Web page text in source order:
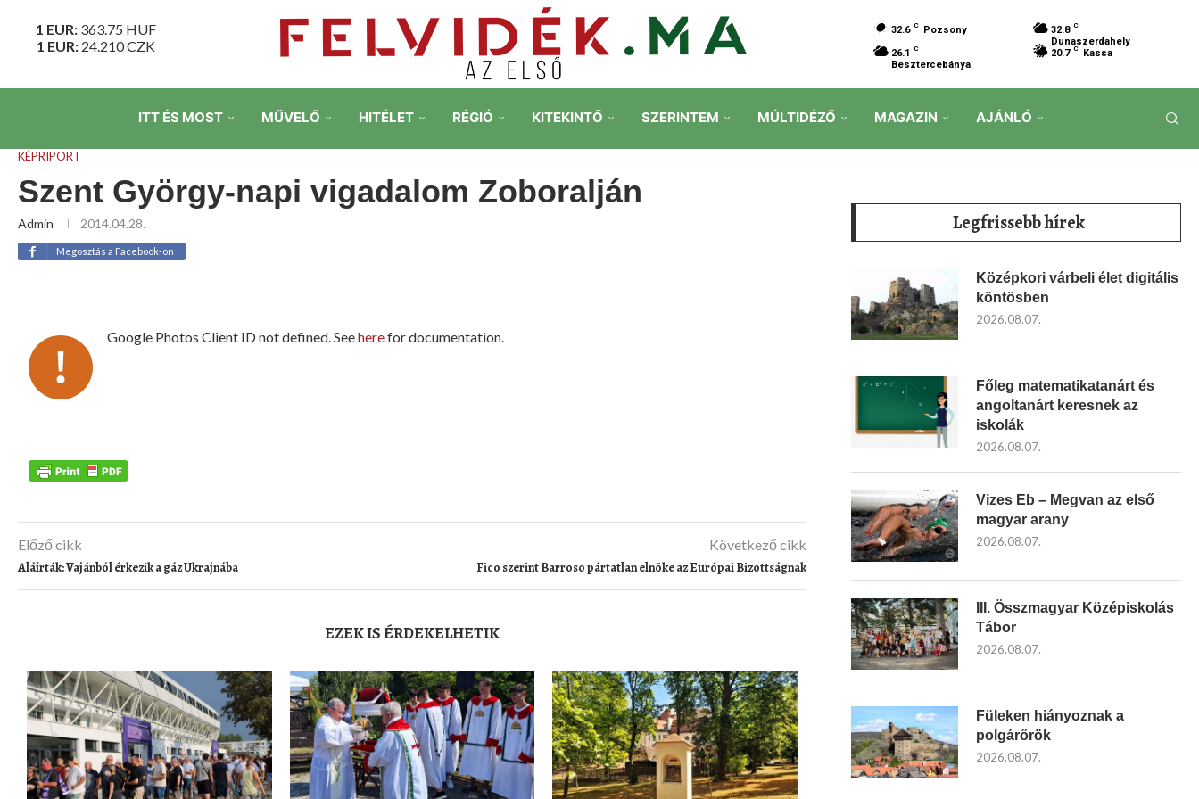
1 EUR: 363.75 HUF
1 EUR: 24.210CZK
32.6 C Pozsony 32.8 C
Dunaszerdahely
26.1 C
Besztercebánya
20.7 C Kassa
ITT ÉS MOST MŰVELŐ HITÉLET RÉGIÓ KITEKINTŐ SZERINTEM MÚLTIDÉZŐ MAGAZIN AJÁNLÓ
KÉPRIPORT
Szent György-napi vigadalom Zoboralján
Admin 2014.04.28.
Megosztás a Facebook-on
Google Photos Client ID not defined. Seeherefor documentation.
Előző cikk
Aláírták: Vajánból érkezik a gáz Ukrajnába
Következő cikk
Fico szerint Barroso pártatlan elnöke az Európai Bizottságnak
EZEK IS ÉRDEKELHETIK
Legfrissebb hírek
Középkori várbeli élet digitális
köntösben
2026.08.07.
Főleg matematikatanárt és
angoltanárt keresnek az
iskolák
2026.08.07.
Vizes Eb – Megvan az első
magyar arany
2026.08.07.
III. Összmagyar Középiskolás
Tábor
2026.08.07.
Füleken hiányoznak a
polgárőrök
2026.08.07.